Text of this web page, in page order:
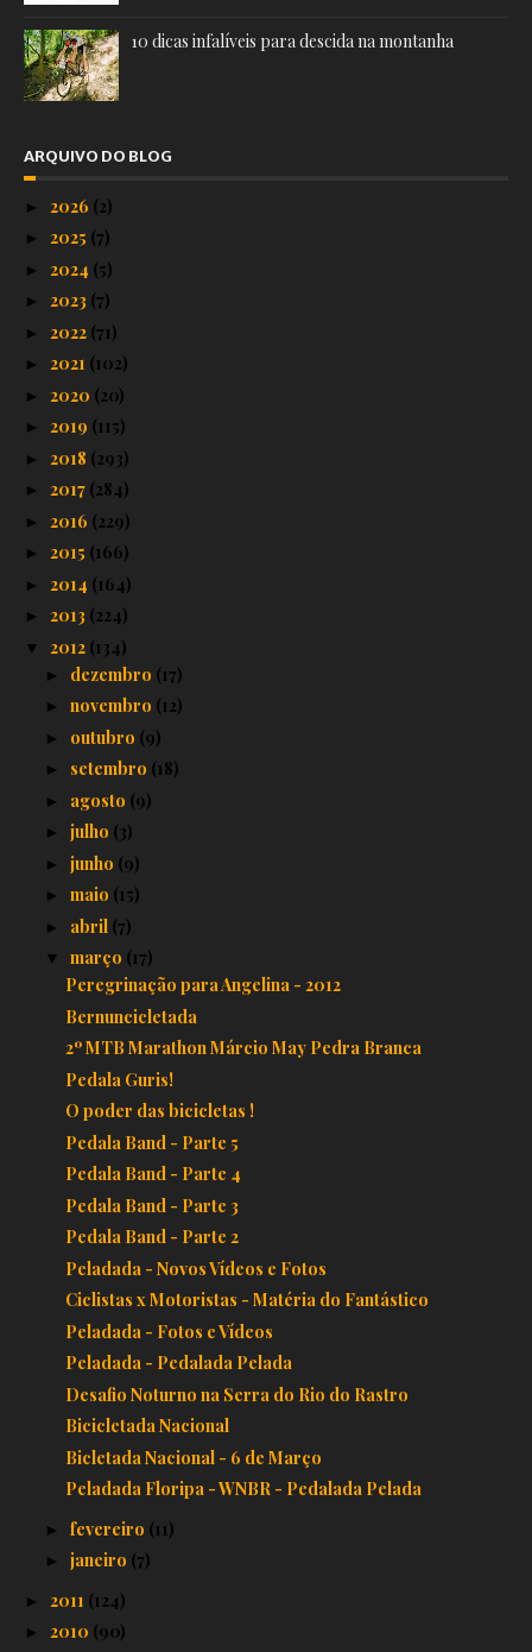
10 dicas infalíveis para descida na montanha
ARQUIVO DO BLOG
► 2026 (2)
► 2025 (7)
► 2024 (5)
► 2023 (7)
► 2022 (71)
► 2021 (102)
► 2020 (20)
► 2019 (115)
► 2018 (293)
► 2017 (284)
► 2016 (229)
► 2015 (166)
► 2014 (164)
► 2013 (224)
▼ 2012 (134)
► dezembro (17)
► novembro (12)
► outubro (9)
► setembro (18)
► agosto (9)
► julho (3)
► junho (9)
► maio (15)
► abril (7)
▼ março (17)
Peregrinação para Angelina - 2012
Bernuncicletada
2º MTB Marathon Márcio May Pedra Branca
Pedala Guris!
O poder das bicicletas !
Pedala Band - Parte 5
Pedala Band - Parte 4
Pedala Band - Parte 3
Pedala Band - Parte 2
Peladada - Novos Vídeos e Fotos
Ciclistas x Motoristas - Matéria do Fantástico
Peladada - Fotos e Vídeos
Peladada - Pedalada Pelada
Desafio Noturno na Serra do Rio do Rastro
Bicicletada Nacional
Bicletada Nacional - 6 de Março
Peladada Floripa - WNBR - Pedalada Pelada
► fevereiro (11)
► janeiro (7)
► 2011 (124)
► 2010 (90)